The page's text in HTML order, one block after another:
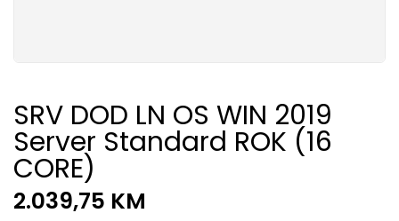
SRV DOD LN OS WIN 2019
Server Standard ROK (16
CORE)
2.039,75 KM